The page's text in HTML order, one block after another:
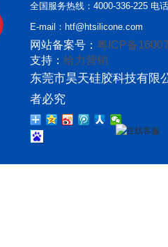
全国服务热线：4000-336-225 电
E-mail：htf@htsilicone.com
网站备案号： 粤ICP备
支持： 给力营销
东莞市昊天硅胶科技有限
者必究
在线客服